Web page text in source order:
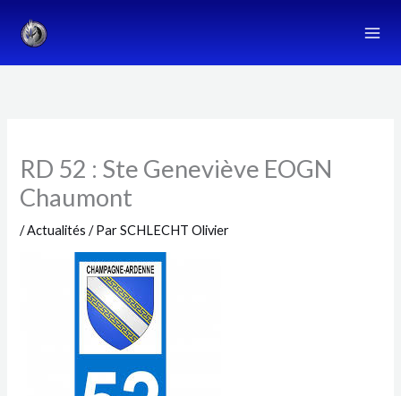
RD 52 : Ste Geneviève EOGN
Chaumont
/Actualités / ParSCHLECHT Olivier